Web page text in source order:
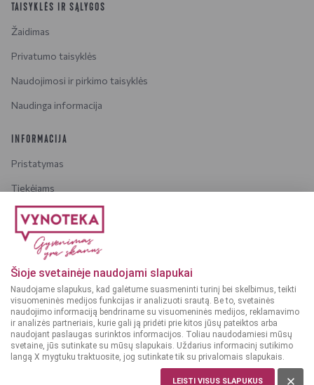
Šioje svetainėje naudojami slapukai
Naudojame slapukus, kad galėtume suasmeninti turinį bei skelbimus, teikti
visuomeninės medijos funkcijas ir analizuoti srautą. Be to, svetainės
naudojimo informaciją bendriname su visuomeninės medijos, reklamavimo
ir analizės partneriais, kurie gali ją pridėti prie kitos jūsų pateiktos arba
naudojant paslaugas surinktos informacijos. Toliau naudodamiesi mūsų
svetaine, jūs sutinkate su mūsų slapukais. Uždarius informacinį sutikimo
langą X mygtuku traktuosite, jog sutinkate tik su privalomais slapukais.
LEISTI VISUS SLAPUKUS
TAISYKLĖS IR SĄLYGOS
Žaidimas
Privatumo taisyklės
Naudojimosi ir pirkimo taisyklės
Naudinga informacija
INFORMACIJA
Pristatymas
Tiekėjams
Karjera
Dažniausiai užduodami klausimai
Dėmesio!
Alkoholinius gėrimus gali įsigyti tik asmenys,
kuriems yra ne mažiau kaip 20 metų.